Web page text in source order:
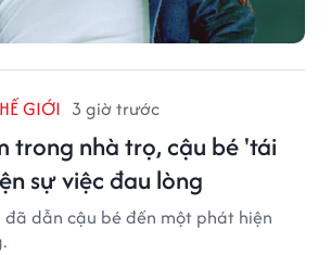
GIỚI 3 giờ trước
trong nhà trọ, cậu bé 'tái
sự việc đau lòng
dẫn cậu bé đến một phát hiện